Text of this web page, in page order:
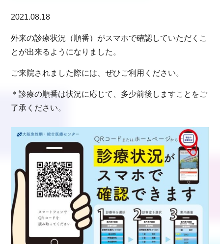
2021.08.18
外来の診療状況（順番）がスマホで確認していただくこ
とが出来るようになりました。
ご来院されました際には、ぜひご利用ください。
＊診療の順番は状況に応じて、多少前後しますことをご
了承ください。